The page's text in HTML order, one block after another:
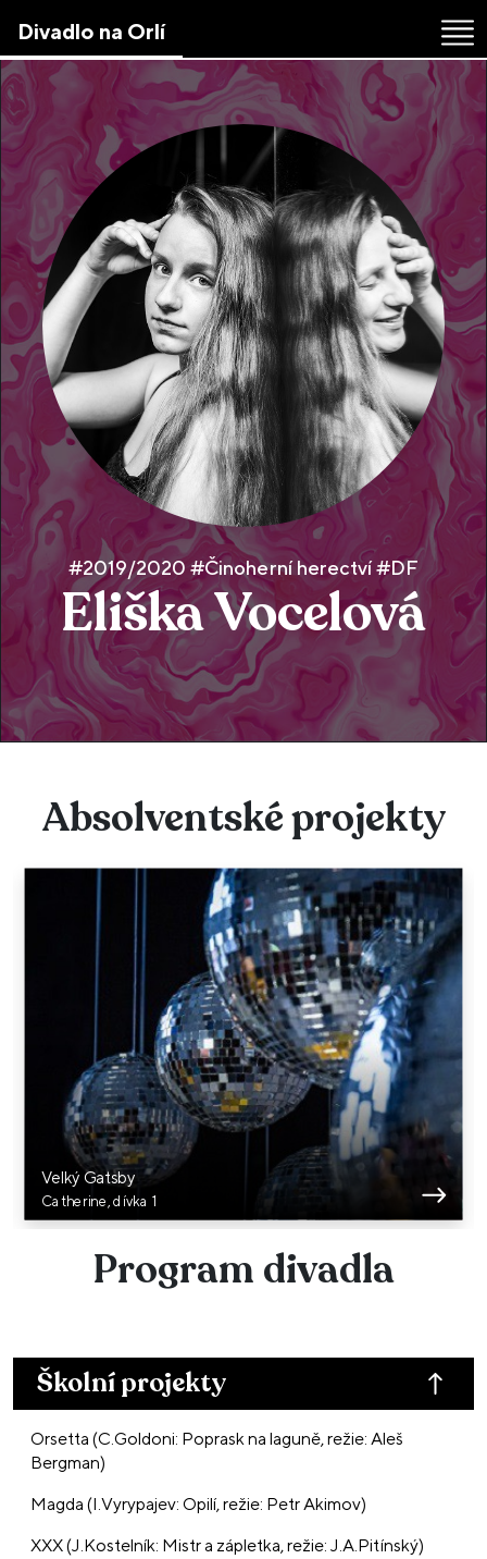
the
content
↷
Divadlo na Orlí
#2019/2020 #Činoherní herectví #DF
Eliška Vocelová
Školní projekty
Orsetta (C.Goldoni: Poprask na laguně, režie: Aleš
Bergman)
Magda (I.Vyrypajev: Opilí, režie: Petr Akimov)
XXX (J.Kostelník: Mistr a zápletka, režie: J.A.Pitínský)
Absolventské projekty
Velký Gatsby
Catherine, dívka 1
Program divadla